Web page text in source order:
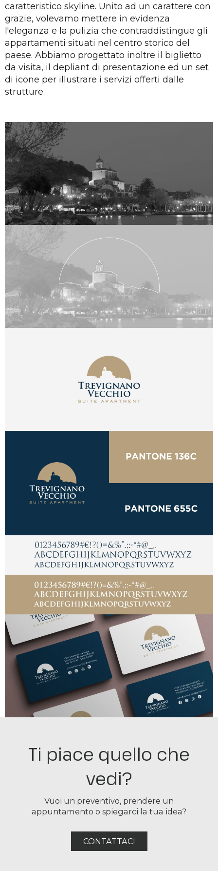
caratteristico skyline. Unito ad un carattere con
grazie, volevamo mettere in evidenza
l'eleganza e la pulizia che contraddistingue gli
appartamenti situati nel centro storico del
paese. Abbiamo progettato inoltre il biglietto
da visita, il depliant di presentazione ed un set
di icone per illustrare i servizi offerti dalle
strutture.
Ti piace quello che
vedi?
Vuoi un preventivo, prendere un
appuntamento o spiegarci la tua idea?
CONTATTACI